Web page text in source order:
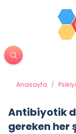
Anasayfa /
Antibiyotik
gereken her